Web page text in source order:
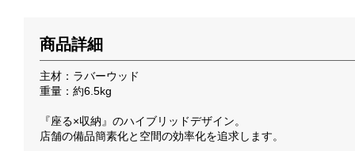
商品詳細
主材：ラバーウッド
重量：約6.5kg
『座る×収納』のハイブリッドデザイン。
店舗の備品簡素化と空間の効率化を追求します。